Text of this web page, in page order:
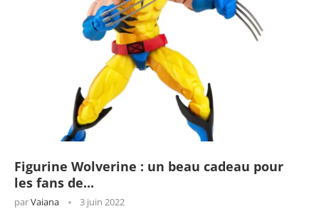
Figurine Wolverine : un beau cadeau pour
les fans de...
parVaiana 3 juin 2022